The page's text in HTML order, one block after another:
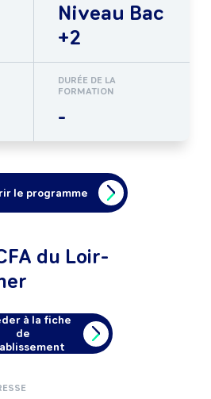
Niveau Bac
+2
DURÉE DE LA
FORMATION
-
le programme
du Loir-
à la fiche
de